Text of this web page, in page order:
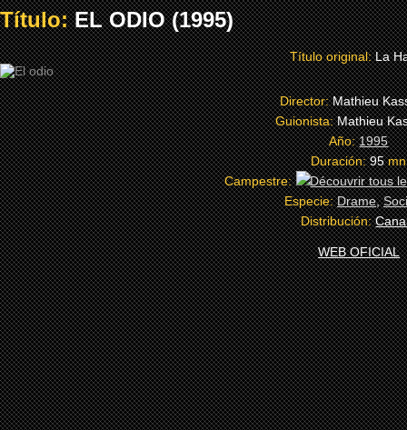
Título:EL ODIO (1995)
Título original:La
Director:Mathieu
Guionista:Mathieu
Año:1995
Duración:95mn
Campestre:
Especie:Drame,
Distribución:
WEB OFICIAL